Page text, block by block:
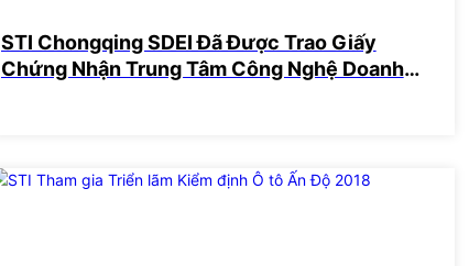
STI Chongqing SDEI Đã Được Trao Giấy
Chứng Nhận Trung Tâm Công Nghệ Doanh